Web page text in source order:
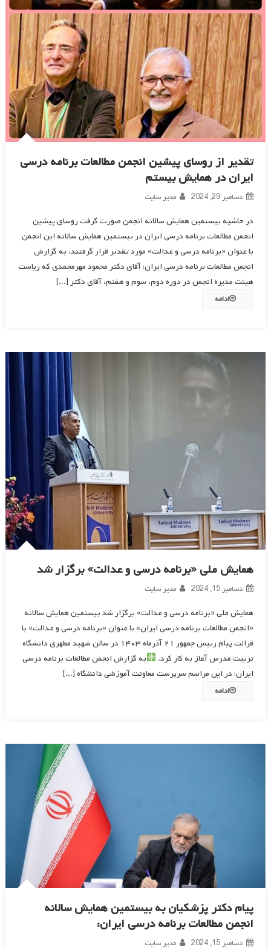
تقدیر از روسای پیشین انجمن مطالعات برنامه درسی
ایران در همایش بیستم
دسامبر 29, 2024 مدیر سایت
در حاشیه بیستمین همایش سالانه انجمن صورت گرفت روسای پیشین
انجمن مطالعات برنامه درسی ایران در بیستمین همایش سالانه این انجمن
با عنوان «برنامه درسی و عدالت» مورد تقدیر قرار گرفتند. به گزارش
انجمن مطالعات برنامه درسی ایران؛ آقای دکتر محمود مهرمحمدی که ریاست
هیئت مدیره انجمن در دوره دوم، سوم و هفتم، آقای دکتر [...]
ادامه
همایش ملی «برنامه درسی و عدالت» برگزار شد
دسامبر 15, 2024 مدیر سایت
همایش ملی «برنامه درسی و عدالت» برگزار شد بیستمین همایش سالانه
«انجمن مطالعات برنامه‌ درسی ایران» با عنوان «برنامه درسی و عدالت» با
قرائت پیام رییس جمهور ۲۱ آذرماه ۱۴۰۳ در سالن شهید مطهری دانشگاه
تربیت مدرس آغاز به کار کرد.
به گزارش انجمن مطالعات برنامه درسی
ایران؛ در این مراسم سرپرست معاونت آموزشی دانشگاه [...]
ادامه
پیام دکتر پزشکیان به بیستمین همایش سالانه
انجمن مطالعات برنامه‌ درسی ایران:
دسامبر 15, 2024 مدیر سایت